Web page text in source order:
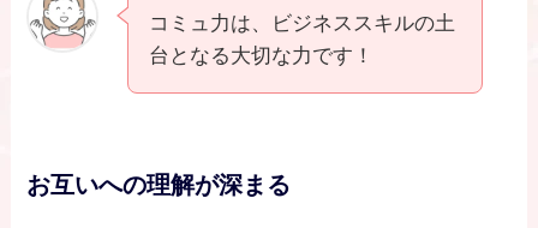
コミュ力は、ビジネススキルの土
台となる大切な力です！
お互いへの理解が深まる